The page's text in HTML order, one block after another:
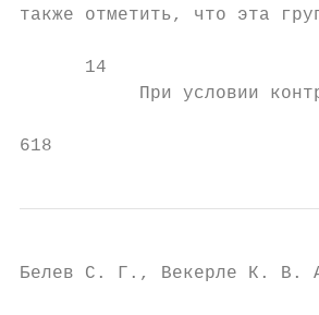
также отметить, что эта
      14
При условии
618
Белев С. Г., Векерле К. В.